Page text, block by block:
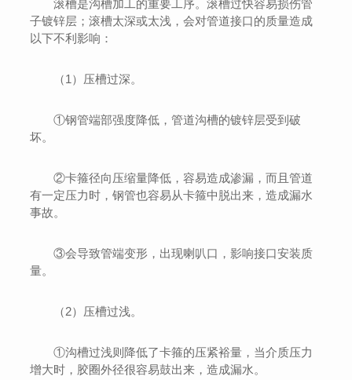
滚槽是沟槽加工的重要工序。滚槽过快容易损伤管
子镀锌层；滚槽太深或太浅，会对管道接口的质量造成
以下不利影响：
（1）压槽过深。
①钢管端部强度降低，管道沟槽的镀锌层受到破
坏。
②卡箍径向压缩量降低，容易造成渗漏，而且管道
有一定压力时，钢管也容易从卡箍中脱出来，造成漏水
事故。
③会导致管端变形，出现喇叭口，影响接口安装质
量。
（2）压槽过浅。
①沟槽过浅则降低了卡箍的压紧裕量，当介质压力
增大时，胶圈外径很容易鼓出来，造成漏水。